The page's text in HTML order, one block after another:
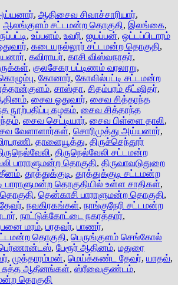
, ஆதிசைவ சிவாச்சாரியார்,
ஆலங்குளம் சட்டமன்ற தொகுதி, இலங்கை,
, உப்பளம், உவரி, ஐயப்பன், ஒட்டப்பிடாரம்
, கடையநல்லூர் சட்டமன்ற தொகுதி,
, கவிராயர், காசி விஸ்வநாதர்,
, குலசேகர பட்டிணம் வரலாறு,
, கோனார், கோவில்பட்டி சட்டமன்ற
, சாஸ்தா, சிதம்பரம் தீட்ஷிதர்,
, சைவ ஓதுவார், சைவ சித்தாந்த
நூற்பதிப்பு கழகம், சைவ சித்தாந்த
, சைவ செட்டியார், சைவ பிள்ளை தாலி,
வேளாளார்கள், சொரிமுத்து அய்யனார்,
, தாளையூத்து, திருச்செந்தூர்
, திருநெல்வேலி சட்டமன்ற
பாராளுமன்ற தொகுதி, திருவாவடுதுறை
, தூத்துக்குடி, தூத்துக்குடி சட்டமன்ற
பாராளுமன்ற தொகுதியில் உள்ள சாதிகள்,
, தென்காசி பாராளுமன்ற தொகுதி,
தேவர், நவகிரகங்கள், நாங்குநேரி சட்டமன்ற
, நாட்டுக்கோட்டை நகரத்தார்,
பனை மரம், பரதவர், பாணர்,
தொகுதி, பெருங்குளம் செங்கோல்
, பேரூர் ஆதினம், மதுரை
, முத்தாரம்மன், மெய்க்கண்ட தேவர், யாதவ்,
ஆதீனங்கள், ஸ்ரீவைகுண்டம்,
தொகுதி